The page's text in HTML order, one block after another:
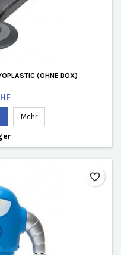
(OHNE BOX)
Mehr
favorite_border